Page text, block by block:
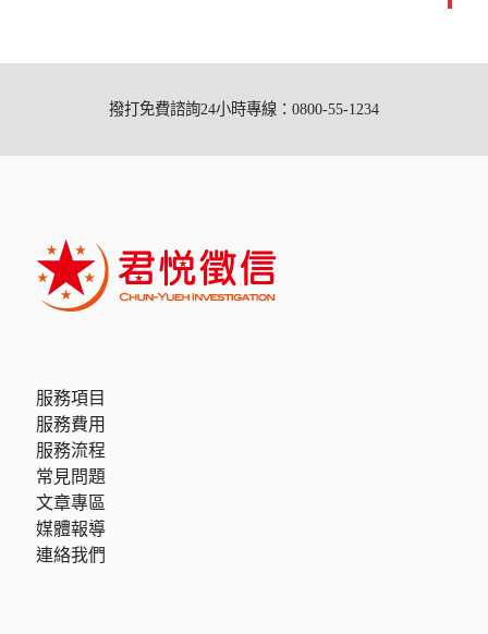
撥打免費諮詢24小時專線：0800-55-1234
服務項目
服務費用
服務流程
常見問題
文章專區
媒體報導
連絡我們